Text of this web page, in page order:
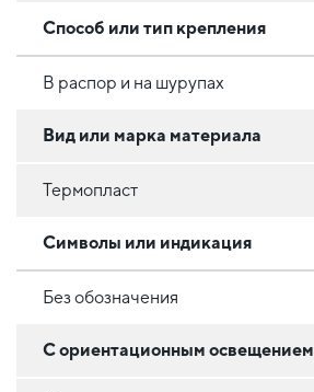
Способ или тип крепления
В распор и на шурупах
Вид или марка материала
Термопласт
Символы или индикация
Без обозначения
С ориентационным освещением